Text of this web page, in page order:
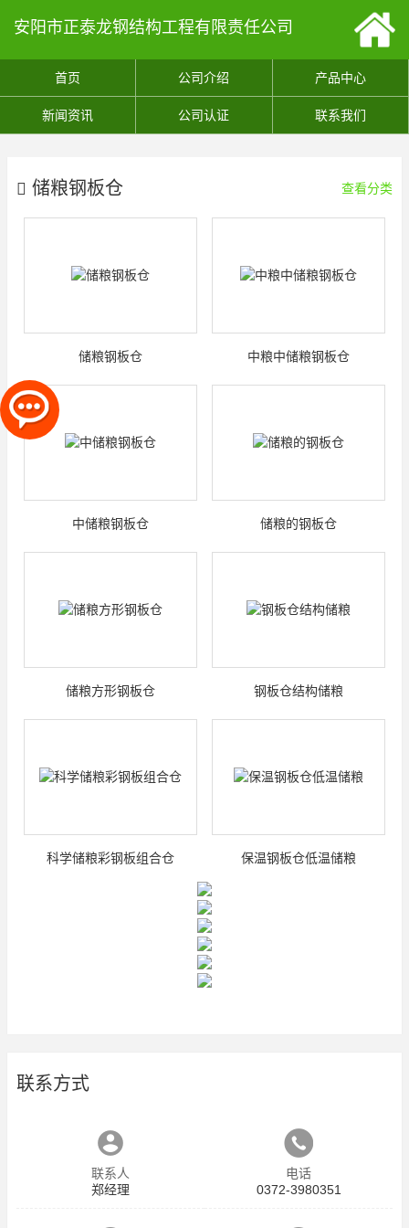
安阳市正泰龙钢结构工程有限责任公司
首页 公司介绍 产品中心
新闻资讯 公司认证 联系我们
储粮钢板仓 查看分类
储粮钢板仓 中粮中储粮钢板仓
中储粮钢板仓 储粮的钢板仓
储粮方形钢板仓 钢板仓结构储粮
科学储粮彩钢板组合仓 保温钢板仓低温储粮
联系方式
联系人
郑经理
电话
0372-3980351